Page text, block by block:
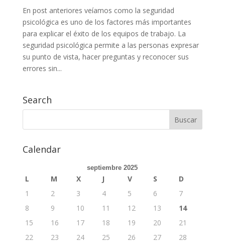
En post anteriores veíamos como la seguridad
psicológica es uno de los factores más importantes
para explicar el éxito de los equipos de trabajo. La
seguridad psicológica permite a las personas expresar
su punto de vista, hacer preguntas y reconocer sus
errores sin...
Search
Calendar
septiembre 2025
L M X J V S
D
1
2 3 4 5 6
7
8
9 10 11 12 13
14
15
16 17 18 19 20
21
22
23 24 25 26 27
28